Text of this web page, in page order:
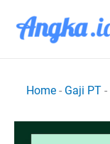
Home - Gaji PT -